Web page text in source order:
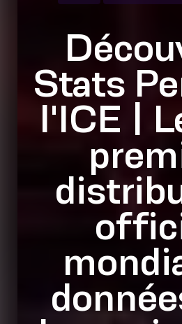
Stats
l'ICE |